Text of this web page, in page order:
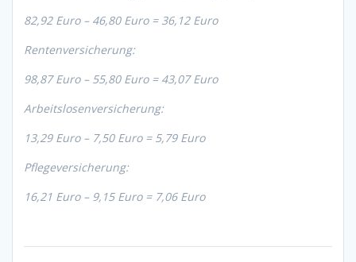
82,92 Euro – 46,80 Euro = 36,12 Euro
Rentenversicherung:
98,87 Euro – 55,80 Euro = 43,07 Euro
Arbeitslosenversicherung:
13,29 Euro – 7,50 Euro = 5,79 Euro
Pflegeversicherung:
16,21 Euro – 9,15 Euro = 7,06 Euro